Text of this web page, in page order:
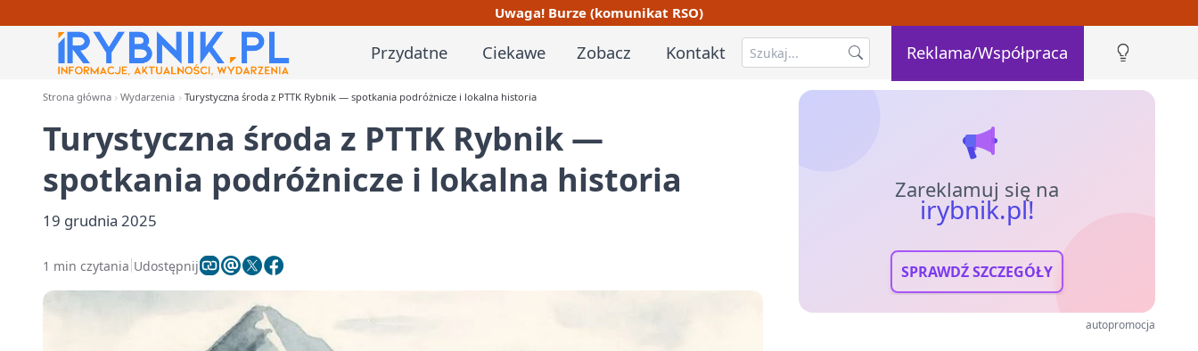
Uwaga! Burze (komunikat RSO)
Przydatne Ciekawe Zobacz Kontakt Reklama/Współpraca
Strona główna Wydarzenia Turystyczna środa z PTTK Rybnik — spotkania podróżnicze i lokalna historia
Turystyczna środa z PTTK Rybnik —
spotkania podróżnicze i lokalna historia
19 grudnia 2025
1 min czytania Udostępnij
Zareklamuj się na
irybnik.pl!
SPRAWDŹ SZCZEGÓŁY
autopromocja